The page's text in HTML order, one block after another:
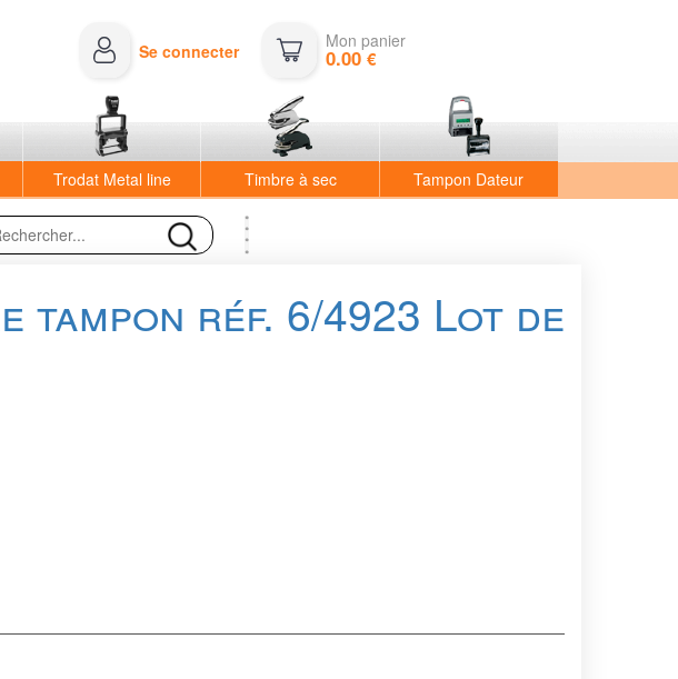
Se connecter Mon panier
0.00€
Trodat Metal line Timbre à sec Tampon Dateur
tampon réf. 6/4923 Lot de